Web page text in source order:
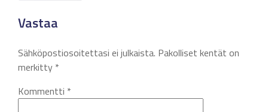
Vastaa
Sähköpostiosoitettasi ei julkaista. Pakolliset kentät on
merkitty *
Kommentti *